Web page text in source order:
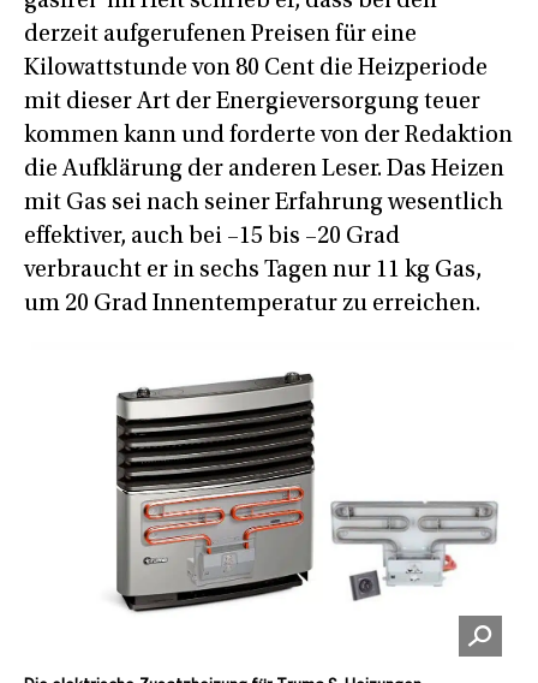
derzeit aufgerufenen Preisen für eine
Kilowattstunde von 80 Cent die Heizperiode
mit dieser Art der Energieversorgung teuer
kommen kann und forderte von der Redaktion
die Aufklärung der anderen Leser. Das Heizen
mit Gas sei nach seiner Erfahrung wesentlich
effektiver, auch bei –15 bis –20 Grad
verbraucht er in sechs Tagen nur 11 kg Gas,
um 20 Grad Innentemperatur zu erreichen.